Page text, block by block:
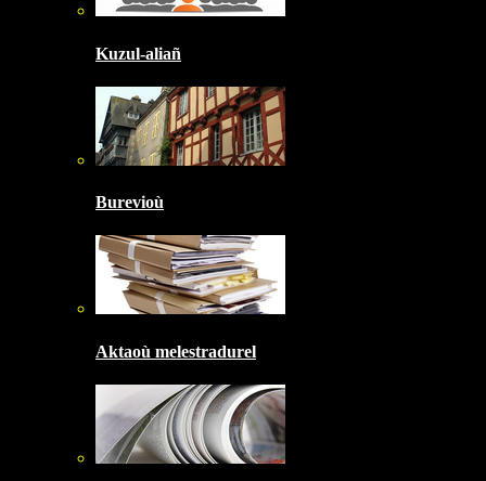
Kuzul-aliañ
Burevioù
Aktaoù melestradurel